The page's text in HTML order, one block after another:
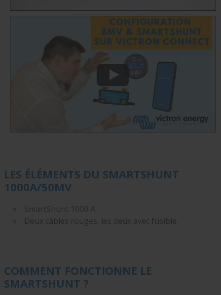
LES ÉLÉMENTS DU SMARTSHUNT
1000A/50MV
SmartShunt 1000 A
Deux câbles rouges, les deux avec fusible.
COMMENT FONCTIONNE LE
SMARTSHUNT ?